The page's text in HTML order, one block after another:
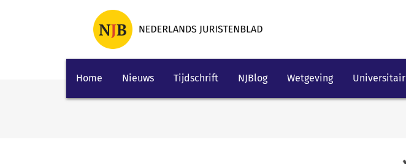
Home Nieuws Tijdschrift NJBlog Wetgeving Universitair